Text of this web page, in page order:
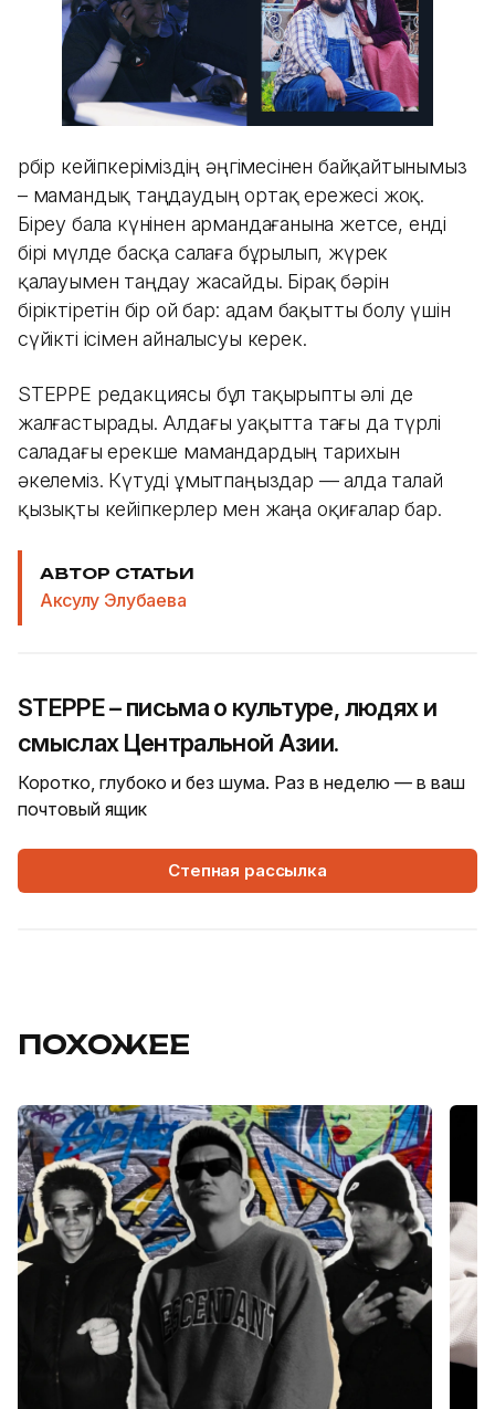
Әрбір кейіпкеріміздің әңгімесінен байқайтынымыз
– мамандық таңдаудың ортақ ережесі жоқ.
Біреу бала күнінен армандағанына жетсе, енді
бірі мүлде басқа салаға бұрылып, жүрек
қалауымен таңдау жасайды. Бірақ бәрін
біріктіретін бір ой бар: адам бақытты болу үшін
сүйікті ісімен айналысуы керек.
STEPPE редакциясы бұл тақырыпты әлі де
жалғастырады. Алдағы уақытта тағы да түрлі
саладағы ерекше мамандардың тарихын
әкелеміз. Күтуді ұмытпаңыздар — алда талай
қызықты кейіпкерлер мен жаңа оқиғалар бар.
АВТОР СТАТЬИ
Аксулу Элубаева
STEPPE – письма о культуре, людях и
смыслах Центральной Азии.
Коротко, глубоко и без шума. Раз в неделю — в ваш
почтовый ящик
Степная рассылка
ПОХОЖЕЕ